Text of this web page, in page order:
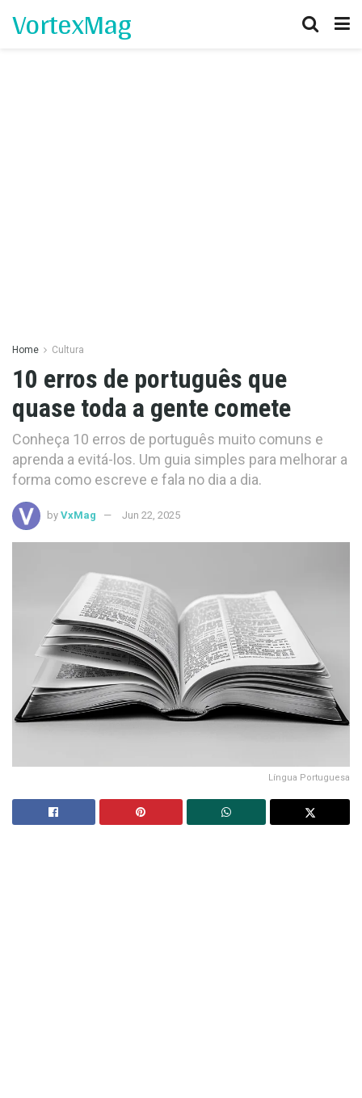
VortexMag
Home Cultura
10 erros de português que
quase toda a gente comete
Conheça 10 erros de português muito comuns e
aprenda a evitá-los. Um guia simples para melhorar a
forma como escreve e fala no dia a dia.
by VxMag Jun 22, 2025
Língua Portuguesa